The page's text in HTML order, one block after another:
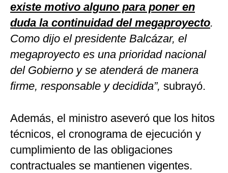
existe motivo alguno para poner en
duda la continuidad del megaproyecto.
Como dijo el presidente Balcázar, el
megaproyecto es una prioridad nacional
del Gobierno y se atenderá de manera
firme, responsable y decidida”, subrayó.
Además, el ministro aseveró que los hitos
técnicos, el cronograma de ejecución y
cumplimiento de las obligaciones
contractuales se mantienen vigentes.